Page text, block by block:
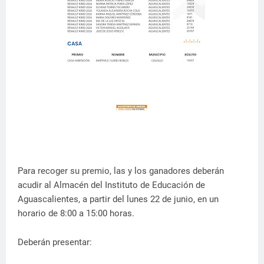
Para recoger su premio, las y los ganadores deberán
acudir al Almacén del Instituto de Educación de
Aguascalientes, a partir del lunes 22 de junio, en un
horario de 8:00 a 15:00 horas.
Deberán presentar: